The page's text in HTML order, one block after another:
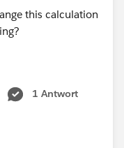
this calculation
1 Antwort